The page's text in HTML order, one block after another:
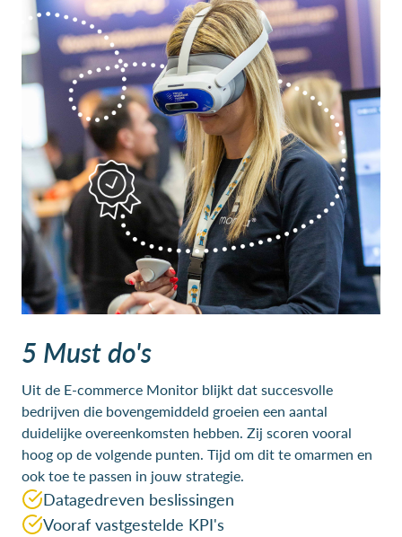
5 Must do's
Uit de E-commerce Monitor blijkt dat succesvolle
bedrijven die bovengemiddeld groeien een aantal
duidelijke overeenkomsten hebben. Zij scoren vooral
hoog op de volgende punten. Tijd om dit te omarmen en
ook toe te passen in jouw strategie.
Datagedreven beslissingen
Vooraf vastgestelde KPI's